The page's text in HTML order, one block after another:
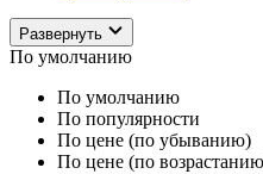
Развернуть
По умолчанию
По умолчанию
По популярности
По цене (по убыванию)
По цене (по